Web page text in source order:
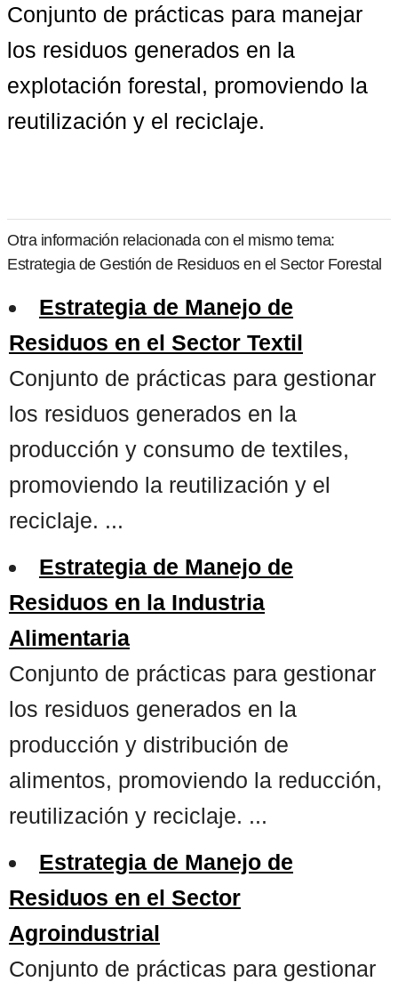
Conjunto de prácticas para manejar
los residuos generados en la
explotación forestal, promoviendo la
reutilización y el reciclaje.
Otra información relacionada con el mismo tema:
Estrategia de Gestión de Residuos en el Sector Forestal
Estrategia de Manejo de
Residuos en el Sector Textil
Conjunto de prácticas para gestionar
los residuos generados en la
producción y consumo de textiles,
promoviendo la reutilización y el
reciclaje. ...
Estrategia de Manejo de
Residuos en la Industria
Alimentaria
Conjunto de prácticas para gestionar
los residuos generados en la
producción y distribución de
alimentos, promoviendo la reducción,
reutilización y reciclaje. ...
Estrategia de Manejo de
Residuos en el Sector
Agroindustrial
Conjunto de prácticas para gestionar